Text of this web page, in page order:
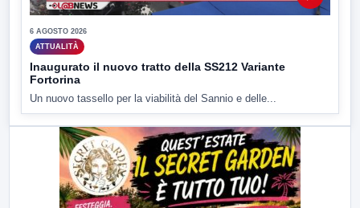
6 AGOSTO 2026
ATTUALITÀ
Inaugurato il nuovo tratto della SS212 Variante
Fortorina
Un nuovo tassello per la viabilità del Sannio e delle...